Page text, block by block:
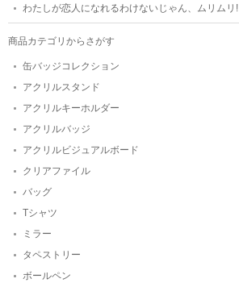
わたしが恋人になれるわけないじゃん、ムリムリ!
商品カテゴリからさがす
缶バッジコレクション
アクリルスタンド
アクリルキーホルダー
アクリルバッジ
アクリルビジュアルボード
クリアファイル
バッグ
Tシャツ
ミラー
タペストリー
ボールペン